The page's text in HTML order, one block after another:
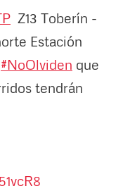
Z13 Toberín -
Estación
#NoOlviden que
tendrán